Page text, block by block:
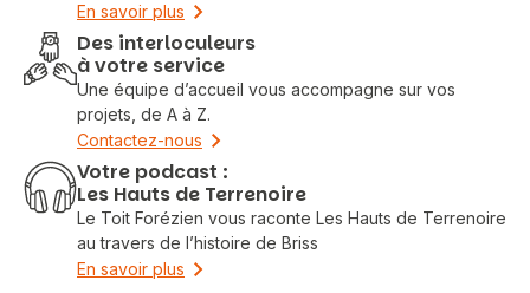
En savoir plus
Des interloculeurs
à votre service
Une équipe d’accueil vous accompagne sur vos
projets, de A à Z.
Contactez-nous
Votre podcast :
Les Hauts de Terrenoire
Le Toit Forézien vous raconte Les Hauts de Terrenoire
au travers de l’histoire de Briss
En savoir plus